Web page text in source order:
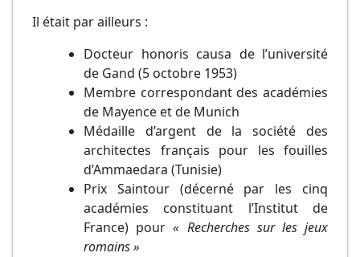
Il était par ailleurs :
Docteur honoris causa de l’université
de Gand (5 octobre 1953)
Membre correspondant des académies
de Mayence et de Munich
Médaille d’argent de la société des
architectes français pour les fouilles
d’Ammaedara (Tunisie)
Prix Saintour (décerné par les cinq
académies constituant l’Institut de
France) pour« Recherches sur les jeux
romains »